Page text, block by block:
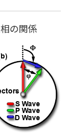
の関係